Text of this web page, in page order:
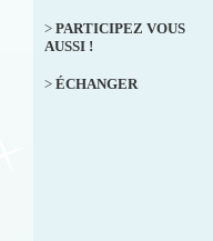
> PARTICIPEZ VOUS
AUSSI !
> ÉCHANGER